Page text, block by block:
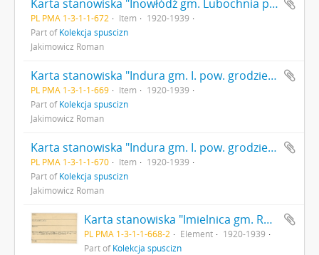
Karta stanowiska "Inowłódź gm. Lubochnia pow. rawski woj. warszawskie" (druk rękopis)
PL PMA 1-3-1-1-672 Item
1920-1939
Part ofKolekcja spuścizn
Jakimowicz Roman
Karta stanowiska "Indura gm. I. pow. grodzieński woj. białostockie" (druk rękopis)
PL PMA 1-3-1-1-669 Item
1920-1939
Part ofKolekcja spuścizn
Jakimowicz Roman
Karta stanowiska "Indura gm. I. pow. grodzieński woj. białostockie" (druk rękopis)
PL PMA 1-3-1-1-670 Item
1920-1939
Part ofKolekcja spuścizn
Jakimowicz Roman
Karta stanowiska "Imielnica gm. Rogozino pow. Płock woj. Warszawa" (druk rękopis) - strona 2
PL PMA 1-3-1-1-668-2 Element
1920-1939
Part ofKolekcja spuścizn